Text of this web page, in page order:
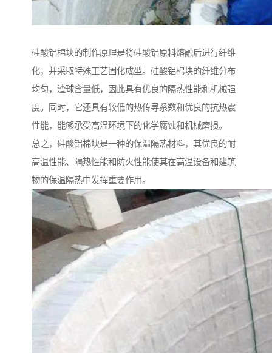
硅酸铝棉块的制作原理是将硅酸铝原料熔融后进行纤维
化，并采取特殊工艺固化成型。硅酸铝棉块的纤维分布
均匀，渣球含量低，因此具有优良的隔热性能和机械强
度。同时，它还具有较低的热传导系数和优良的抗热震
性能，能够承受高温环境下的化学腐蚀和机械磨损。
总之，硅酸铝棉块是一种的保温隔热材料，其优良的耐
高温性能、隔热性能和防火性能使其在高温设备和建筑
物的保温隔热中发挥重要作用。